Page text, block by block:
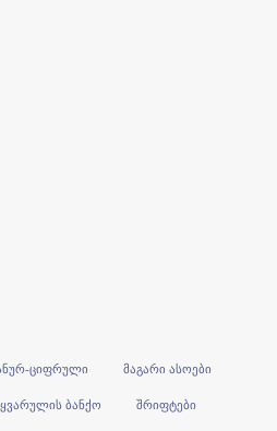
ციფრული მაგარი ასოები
ბანქო შრიფტები